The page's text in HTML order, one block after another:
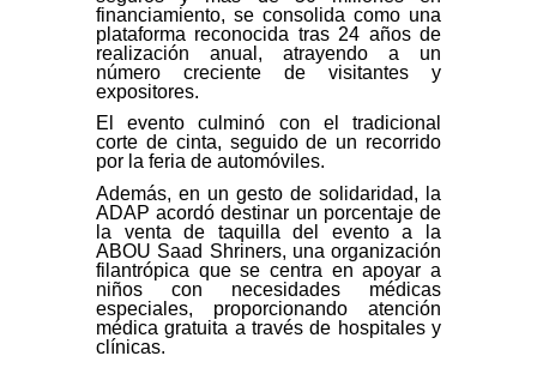
financiamiento, se consolida como una
plataforma reconocida tras 24 años de
realización anual, atrayendo a un
número creciente de visitantes y
expositores.
El evento culminó con el tradicional
corte de cinta, seguido de un recorrido
por la feria de automóviles.
Además, en un gesto de solidaridad, la
ADAP acordó destinar un porcentaje de
la venta de taquilla del evento a la
ABOU Saad Shriners, una organización
filantrópica que se centra en apoyar a
niños con necesidades médicas
especiales, proporcionando atención
médica gratuita a través de hospitales y
clínicas.